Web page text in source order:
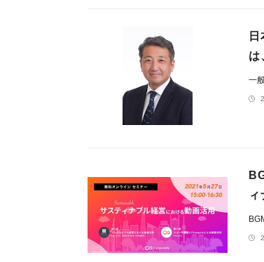
は
一